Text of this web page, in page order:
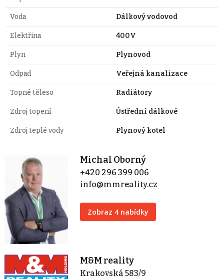
Voda Dálkový vodovod
Elektřina 400V
Plyn Plynovod
Odpad Veřejná kanalizace
Topné těleso Radiátory
Zdroj topení Ústřední dálkové
Zdroj teplé vody Plynový kotel
Michal Oborný
+420 296 399 006
info@mmreality.cz
Zobraz 4 nabídky
M&M reality
Krakovská 583/9